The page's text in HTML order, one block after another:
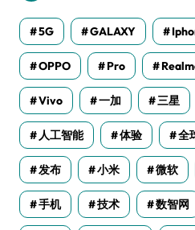
5G GALAXY
OPPO Pro
Vivo 一加 三星
人工智能 体验 全
发布 小米 微软
手机 技术 数智网